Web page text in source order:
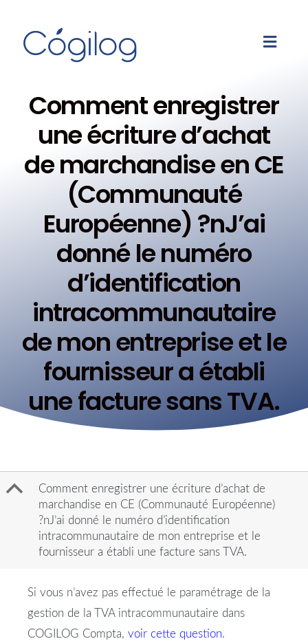
Comment enregistrer
une écriture d’achat
de marchandise en CE
(Communauté
Européenne) ?nJ’ai
donné le numéro
d’identification
intracommunautaire
de mon entreprise et le
fournisseur a établi
une facture sans TVA.
B
Comment enregistrer une écriture d’achat de
marchandise en CE (Communauté Européenne)
?nJ’ai donné le numéro d’identification
intracommunautaire de mon entreprise et le
fournisseur a établi une facture sans TVA.
Si vous n’avez pas effectué le paramétrage de la
gestion de la TVA intracommunautaire dans
COGILOG Compta, voir cette question.